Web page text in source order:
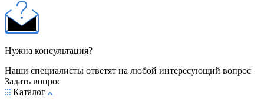
Нужна консультация?
Наши специалисты ответят на любой интересующий вопрос
Задать вопрос
Каталог